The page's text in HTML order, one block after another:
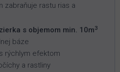
zabraňuje rastu rias a
s objemom min. 10m3
báze
rýchlym efektom
a rastliny